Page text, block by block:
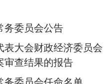
务委员会公告
表大会财政经济委员会
审查结果的报告